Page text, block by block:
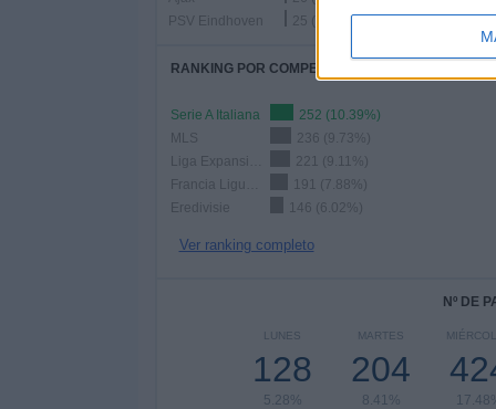
PSV Eindhoven
25 (1.03%)
RANKING POR COMPETICIONES
Serie A Italiana
252 (10.39%)
MLS
236 (9.73%)
221 (9.11%)
191 (7.88%)
Eredivisie
146 (6.02%)
Ver ranking completo
Nº DE
LUNES
128
5.28%
MARTES
204
8.41%